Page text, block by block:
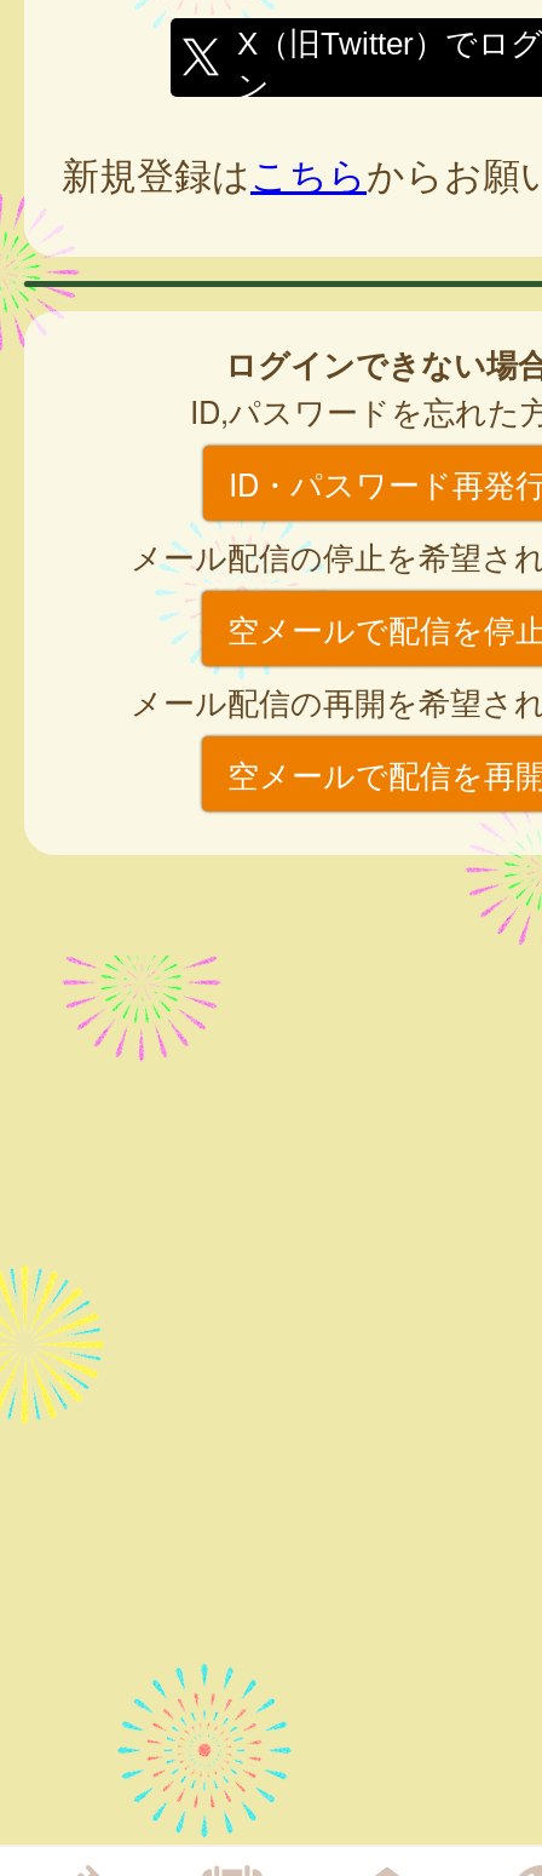
X（旧Twitter）でロ
ン
新規登録はこちらからお願
ログインできない場
ID,パスワードを忘れた
ID・パスワード再発
メール配信の停止を希望さ
空メールで配信を停
メール配信の再開を希望さ
空メールで配信を再